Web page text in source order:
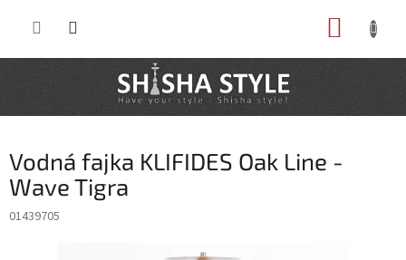
Vodná fajka KLIFIDES Oak Line -
Wave Tigra
01439705